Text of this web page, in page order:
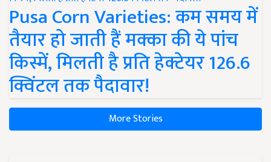
Pusa Corn Varieties: कम समय में
तैयार हो जाती हैं मक्का की ये पांच
किस्में, मिलती है प्रति हेक्टेयर 126.6
क्विंटल तक पैदावार!
More Stories